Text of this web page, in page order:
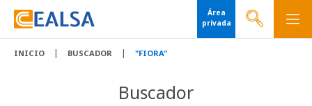
Área
privada
INICIO | BUSCADOR | "FIORA"
Buscador